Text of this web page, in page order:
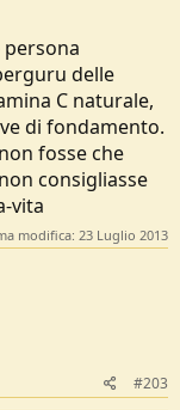
persona
delle
C naturale,
di fondamento.
fosse che
consigliasse
vita
modifica: 23 Luglio 2013
#203